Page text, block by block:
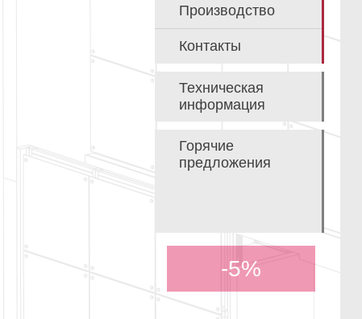
Производство
Контакты
Техническая
информация
Горячие
предложения
-5%